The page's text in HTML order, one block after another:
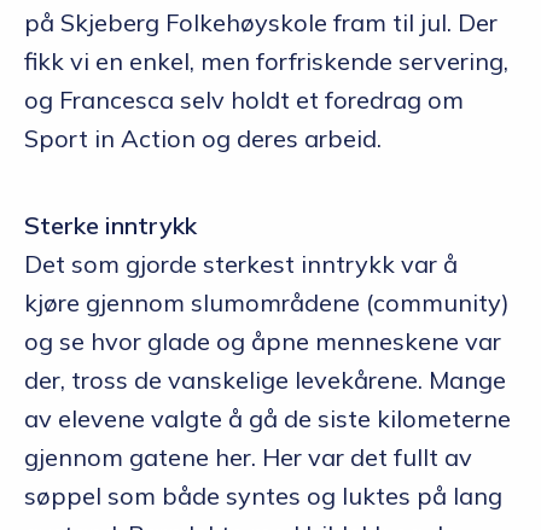
på Skjeberg Folkehøyskole fram til jul. Der
fikk vi en enkel, men forfriskende servering,
og Francesca selv holdt et foredrag om
Sport in Action og deres arbeid.
Sterke inntrykk
Det som gjorde sterkest inntrykk var å
kjøre gjennom slumområdene (community)
og se hvor glade og åpne menneskene var
der, tross de vanskelige levekårene. Mange
av elevene valgte å gå de siste kilometerne
gjennom gatene her. Her var det fullt av
søppel som både syntes og luktes på lang